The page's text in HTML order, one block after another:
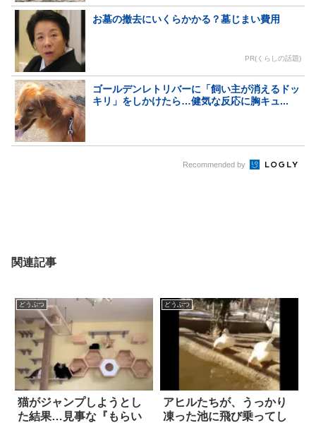
お墓の撤去にいくらかかる？墓じまい費用
PR(くらしの話題)
ゴールデンレトリバーに「飼い主が消えるドッ
キリ」をしかけたら…健気な反応に胸キュ...
Recommended by
関連記事
どうぶつ
猫がジャンプしようとし
た結果…見事な『もらい
どうぶつ
アヒルたちが、うっかり
凍った池に飛び乗ってし